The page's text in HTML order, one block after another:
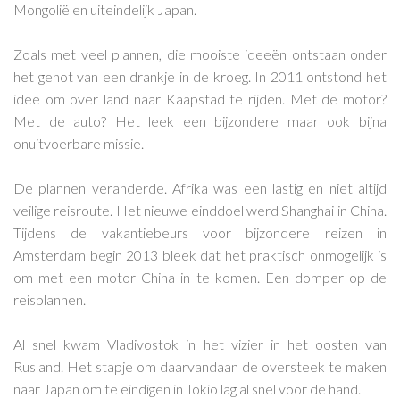
Mongolië en uiteindelijk Japan.
Zoals met veel plannen, die mooiste ideeën ontstaan onder
het genot van een drankje in de kroeg. In 2011 ontstond het
idee om over land naar Kaapstad te rijden. Met de motor?
Met de auto? Het leek een bijzondere maar ook bijna
onuitvoerbare missie.
De plannen veranderde. Afrika was een lastig en niet altijd
veilige reisroute. Het nieuwe einddoel werd Shanghai in China.
Tijdens de vakantiebeurs voor bijzondere reizen in
Amsterdam begin 2013 bleek dat het praktisch onmogelijk is
om met een motor China in te komen. Een domper op de
reisplannen.
Al snel kwam Vladivostok in het vizier in het oosten van
Rusland. Het stapje om daarvandaan de oversteek te maken
naar Japan om te eindigen in Tokio lag al snel voor de hand.